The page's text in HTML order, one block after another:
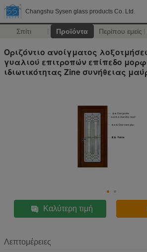
Changshu Sysen glass products Co. Ltd.
Σπίτι Προϊόντα Περίπου εμείς
Οριζόντιο ανοίγματος
γυαλιού επιτροπών επίπεδο
ιδιωτικότητας Zine συνήθειας
Καλύτερη τιμή
Λεπτομέρειες